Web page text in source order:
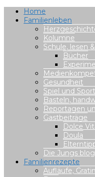
Home
Familienleben
Kolumne
Schule, lesen
Bücher
Gesundheit
Spiel und Sport
Basteln,
Reportagen
Gastbeiträge
Dolce
Doula
Die Jungs
Familienrezepte
Aufläufe,